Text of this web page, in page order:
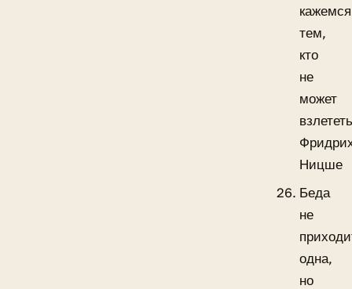
кажемся
тем,
кто
не
может
Ницше
Беда
не
одна,
но